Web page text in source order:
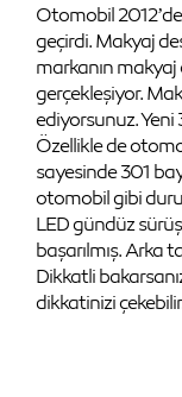
Otomobil
geçirdi. Makyaj
markanın
gerçekleşiyor.
ediyorsunuz. Yeni
Özellikle de
sayesinde 301
otomobil gibi
LED gündüz
başarılmış. Arka
Dikkatli
dikkatinizi